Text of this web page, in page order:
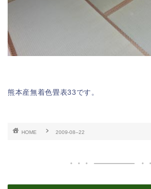
熊本産無着色畳表33です。
HOME 2009-08–22